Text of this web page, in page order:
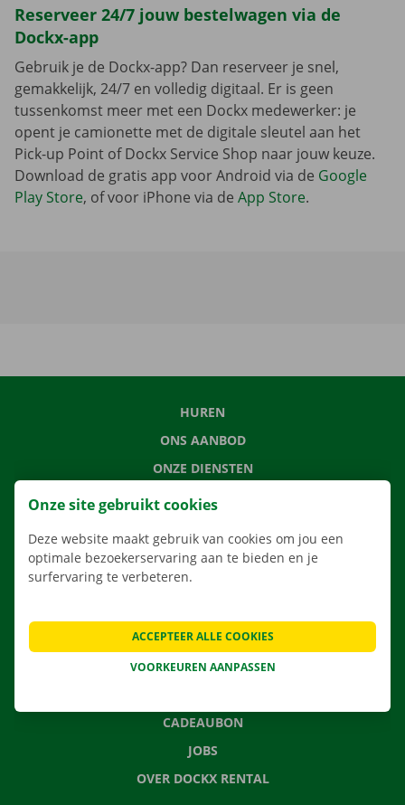
Reserveer 24/7 jouw bestelwagen via de
Dockx-app
Gebruik je de Dockx-app? Dan reserveer je snel,
gemakkelijk, 24/7 en volledig digitaal. Er is geen
tussenkomst meer met een Dockx medewerker: je
opent je camionette met de digitale sleutel aan het
Pick-up Point of Dockx Service Shop naar jouw keuze.
Download de gratis app voor Android via de Google
Play Store, of voor iPhone via de App Store.
HUREN
ONS AANBOD
ONZE DIENSTEN
LOCATIES
VERHUISOPLOSSINGEN
CONTACTEER ONS
VEELGESTELDE VRAGEN
CADEAUBON
JOBS
OVER DOCKX RENTAL
Onze site gebruikt cookies
Deze website maakt gebruik van cookies om jou een
optimale bezoekerservaring aan te bieden en je
surfervaring te verbeteren.
VOORKEUREN AANPASSEN
ACCEPTEER ALLE COOKIES